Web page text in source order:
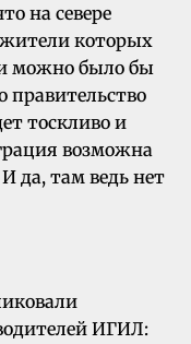
на севере
которых
и можно было бы
правительство
тоскливо и
возможна
да, там ведь нет
ИГИЛ: